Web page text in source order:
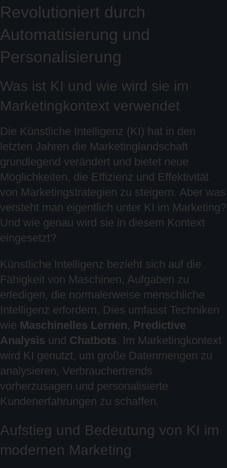
Revolutioniert durch
Automatisierung und
Personalisierung
Was ist KI und wie wird sie im
Marketingkontext verwendet
Die Künstliche Intelligenz (KI) hat in den
letzten Jahren die Marketinglandschaft
grundlegend verändert und bietet neue
Möglichkeiten, die Effizienz und Effektivität
von Marketingstrategien zu steigern. Aber was
versteht man eigentlich unter KI im Marketing?
Und wie genau wird sie in diesem Kontext
eingesetzt?
Künstliche Intelligenz bezieht sich auf die
Fähigkeit von Maschinen, Aufgaben zu
erledigen, die normalerweise menschliche
Intelligenz erfordern. Dies umfasst Techniken
wie Maschinelles Lernen, Predictive
Analysis und Chatbots. Im Marketingkontext
wird KI genutzt, um große Datenmengen zu
analysieren, Verbrauchertrends
vorherzusagen und personalisierte
Kundenerfahrungen zu schaffen.
Aufstieg und Bedeutung von KI im
modernen Marketing